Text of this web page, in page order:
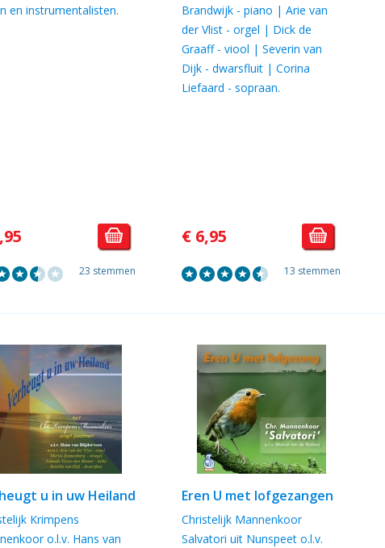
en instrumentalisten.
23 stemmen
Brandwijk - piano | Arie van
der Vlist - orgel | Dick de
Graaff - viool | Severin van
Dijk - dwarsfluit | Corina
Liefaard - sopraan.
€ 6,95
13 stemmen
u in uw Heiland
Krimpens
o.l.v. Hans van
Eren U met lofgezangen
Christelijk Mannenkoor
Salvatori uit Nunspeet o.l.v.